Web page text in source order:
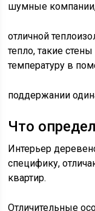
шумные
отличной
тепло, такие
температуру в
поддержании
Что
Интерьер
специфику,
квартир.
Отличительные